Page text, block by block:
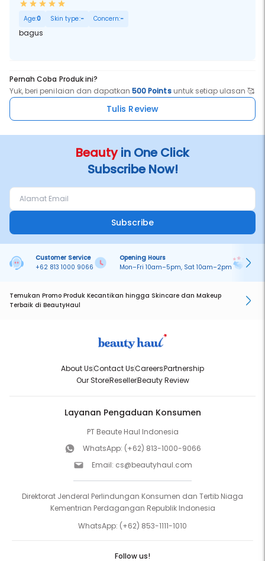
Age:0 Skin type:- Concern:-
bagus
Pernah Coba Produk ini?
Yuk, beri penilaian dan dapatkan500 Pointsuntuk setiap ulasan 🥰
Tulis Review
Beautyin One Click
Subscribe Now!
Subscribe
Customer Service
+62 813 1000 9066
Opening Hours
Mon–Fri 10am–5pm, Sat 10am–2pm
Temukan Promo Produk Kecantikan hingga Skincare dan Makeup
Terbaik di BeautyHaul
About UsContact UsCareersPartnership
Our StoreResellerBeauty Review
Layanan Pengaduan Konsumen
PT Beaute Haul Indonesia
WhatsApp: (+62) 813-1000-9066
Email: cs@beautyhaul.com
Direktorat Jenderal Perlindungan Konsumen dan Tertib Niaga
Kementrian Perdagangan Republik Indonesia
WhatsApp: (+62) 853-1111-1010
Follow us!